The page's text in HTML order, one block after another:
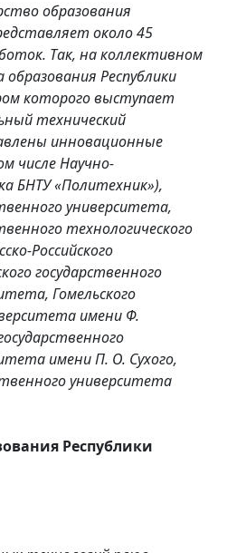
образования
около 45
Так, на коллективном
Республики
которого выступает
технический
инновационные
числе Научно-
БНТУ «Политехник»),
университета,
технологического
Российского
государственного
Гомельского
имени Ф.
имени П. О. Сухого,
университета
Республики